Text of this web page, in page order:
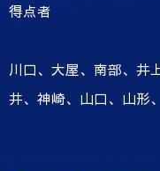
得点者
川口、大屋、南部、井
井、神崎、山口、山形